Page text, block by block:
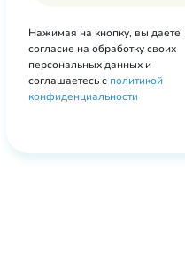
Нажимая на кнопку, вы даете
согласие на обработку своих
персональных данных и
соглашаетесь с политикой
конфиденциальности